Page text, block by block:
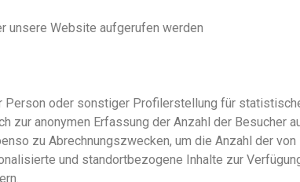
unsere Website aufgerufen werden
Person oder sonstiger Profilerstellung für
zur anonymen Erfassung der Anzahl der Besucher
zu Abrechnungszwecken, um die Anzahl der
und standortbezogene Inhalte zur